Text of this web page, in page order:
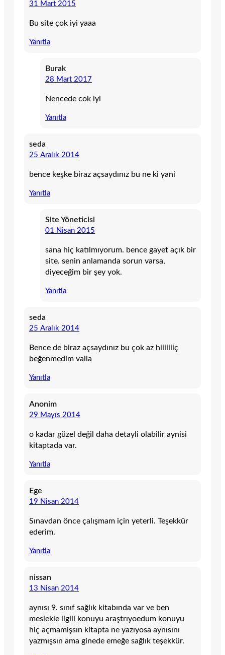
31 Mart 2015
Bu site çok iyi yaaa
Yanıtla
Burak
28 Mart 2017
Nencede cok iyi
Yanıtla
seda
25 Aralık 2014
bence keşke biraz açsaydınız bu ne ki yani
Yanıtla
Site Yöneticisi
01 Nisan 2015
sana hiç katılmıyorum. bence gayet açık bir
site. senin anlamanda sorun varsa,
diyeceğim bir şey yok.
Yanıtla
seda
25 Aralık 2014
Bence de biraz açsaydınız bu çok az hiiiiiiiç
beğenmedim valla
Yanıtla
Anonim
29 Mayıs 2014
o kadar güzel değil daha detayli olabilir aynisi
kitaptada var.
Yanıtla
Ege
19 Nisan 2014
Sınavdan önce çalışmam için yeterli. Teşekkür
ederim.
Yanıtla
nissan
13 Nisan 2014
aynısı 9. sınıf sağlık kitabında var ve ben
meslekle ilgili konuyu araştrıyoedum konuyu
hiç açmamişsın kitapta ne yazıyosa aynısını
yazmışsın ama ginede emeğe sağlık teşekkür.